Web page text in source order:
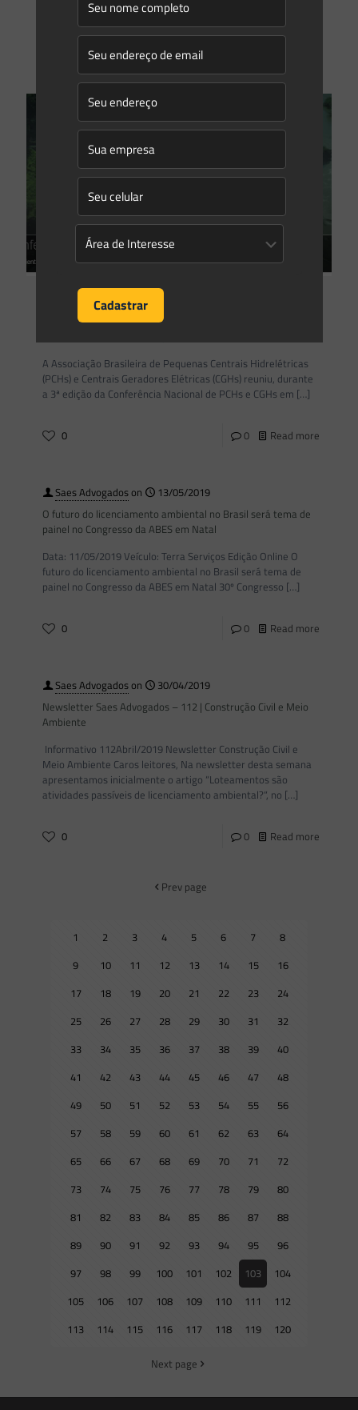
finalização do […]
Saes Advogadoson
3º Conferência Nacional de PCHs e CGHs conta com a
A Associação Brasileira de Pequenas Centrais Hidrelétricas
(PCHs) e Centrais Geradores Elétricas (CGHs) reuniu, durante
a 3ª edição da Conferência Nacional de PCHs e CGHs em […]
0 0 Read more
Saes Advogadoson
13/05/2019
O futuro do licenciamento ambiental no Brasil será tema de
painel no Congresso da ABES em Natal
Data: 11/05/2019 Veículo: Terra Serviços Edição Online O
futuro do licenciamento ambiental no Brasil será tema de
painel no Congresso da ABES em Natal 30º Congresso […]
0 0 Read more
Saes Advogadoson
30/04/2019
Newsletter Saes Advogados – 112 | Construção Civil e Meio
Ambiente
Informativo 112Abril/2019 Newsletter Construção Civil e
Meio Ambiente Caros leitores, Na newsletter desta semana
apresentamos inicialmente o artigo “Loteamentos são
atividades passíveis de licenciamento ambiental?“, no […]
0 0 Read more
Prev page
1 2 3 4 5 6 7
8
9
10 11 12 13 14 15
16
17
18 19 20 21 22 23
24
25
26 27 28 29 30 31
32
33
34 35 36 37 38 39
40
41
42 43 44 45 46 47
48
49
50 51 52 53 54 55
56
57
58 59 60 61 62 63
64
65
66 67 68 69 70 71
72
73
74 75 76 77 78 79
80
81
82 83 84 85 86 87
88
89
90 91 92 93 94 95
96
97
98 99 100 101 102 103
104
105
106 107 108 109 110 111
112
113
114 115 116 117 118 119 120
Next page